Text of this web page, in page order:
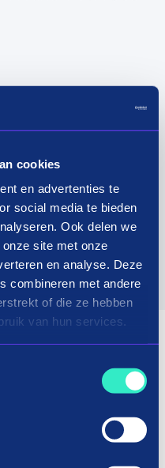
cookies
en advertenties te
social media te bieden
Ook delen we
site met onze
en analyse. Deze
combineren met andere
of die ze hebben
van hun services.